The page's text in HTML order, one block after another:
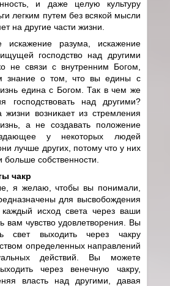
и даже целую культуру
легким путем без всякой мысли
на другие части жизни.
искажение разума, искажение
господство над другими
не связи с внутренним Богом,
знание о том, что вы едины с
едина с Богом. Так в чем же
господствовать над другими?
жизни возникает из стремления
а не создавать положение
у некоторых людей
лучше других, потому что у них
собственности.
чакр
я желаю, чтобы вы понимали,
для высвобождения
исход света через ваши
вам чувство удовлетворения. Вы
свет выходить через чакру
определенных направлений
действий. Вы можете
через венечную чакру,
власть над другими, давая